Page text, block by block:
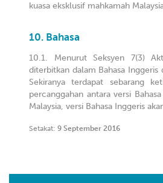
kuasa eksklusif mahkamah
Bahasa
Menurut Seksyen 7(3)
diterbitkan dalam Bahasa Inggeris
Sekiranya terdapat sebarang
percanggahan antara versi
Malaysia, versi Bahasa Inggeris
Setakat: 9 September 2016